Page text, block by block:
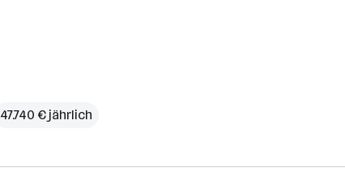
47.740 € jährlich